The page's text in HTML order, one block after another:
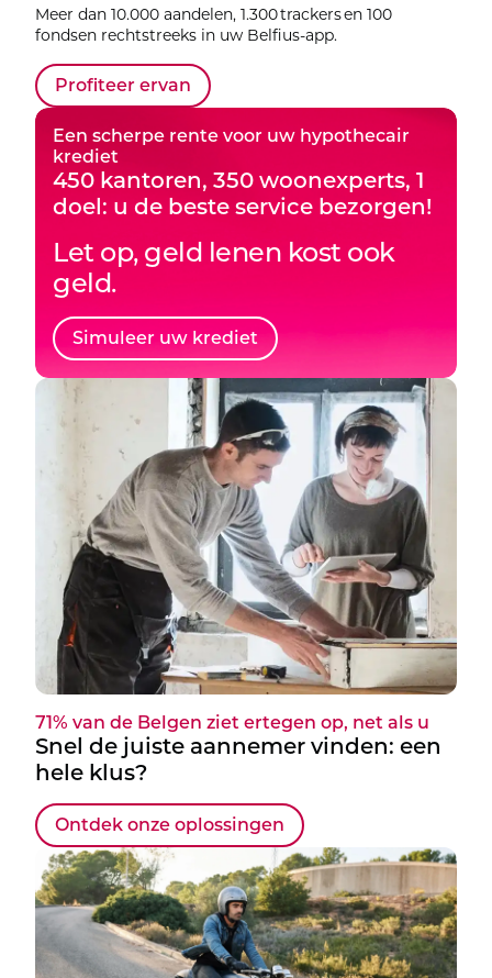
Meer dan 10.000 aandelen, 1.300 trackers en 100
fondsen rechtstreeks in uw Belfius-app.
Profiteer ervan
Een scherpe rente voor uw hypothecair
krediet
450 kantoren, 350 woonexperts, 1
doel: u de beste service bezorgen!
Let op, geld lenen kost ook
geld.
Simuleer uw krediet
71% van de Belgen ziet ertegen op, net als u
Snel de juiste aannemer vinden: een
hele klus?
Ontdek onze oplossingen